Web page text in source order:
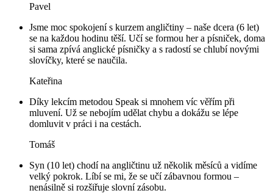
Pavel
Jsme moc spokojení s kurzem angličtiny – naše dcera (6 let)
se na každou hodinu těší. Učí se formou her a písniček, doma
si sama zpívá anglické písničky a s radostí se chlubí novými
slovíčky, které se naučila.
Kateřina
Díky lekcím metodou Speak si mnohem víc věřím při
mluvení. Už se nebojím udělat chybu a dokážu se lépe
domluvit v práci i na cestách.
Tomáš
Syn (10 let) chodí na angličtinu už několik měsíců a vidíme
velký pokrok. Líbí se mi, že se učí zábavnou formou –
nenásilně si rozšiřuje slovní zásobu.